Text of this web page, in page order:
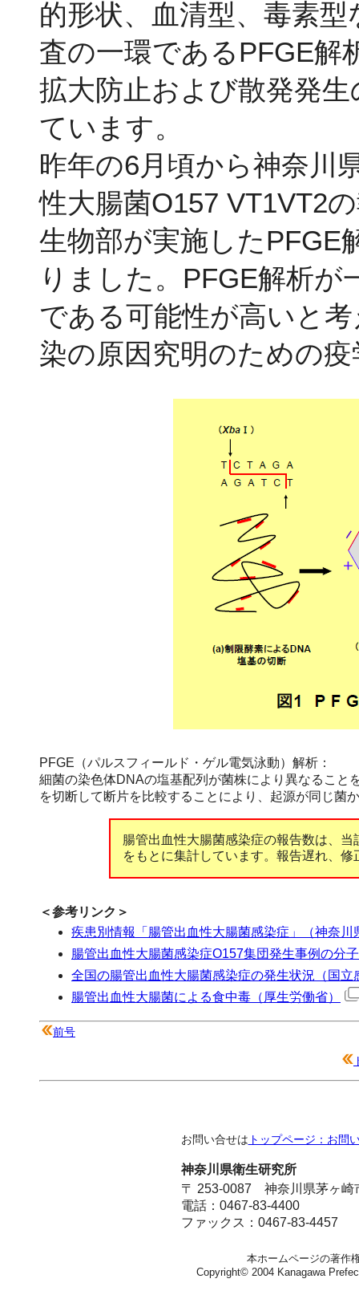
的形状、血清型、毒素
査の一環であるPFGE解
拡大防止および散発発
ています。
昨年の6月頃から神奈川
性大腸菌O157 VT1VT2
生物部が実施したPFGE
りました。PFGE解析が
である可能性が高いと
染の原因究明のための
PFGE（パルスフィールド・ゲル電気泳動）解析：
細菌の染色体DNAの塩基配列が菌株により異なること
を切断して断片を比較することにより、起源が同じ菌
腸管出血性大腸菌感染症の報告数は、
をもとに集計しています。報告遅れ、
＜参考リンク＞
疾患別情報「腸管出血性大腸菌感染症」（神奈川
腸管出血性大腸菌感染症O157集団発生事例の分
全国の腸管出血性大腸菌感染症の発生状況（国立
腸管出血性大腸菌による食中毒（厚生労働省）
前号
お問い合せは トップページ：お問
神奈川県衛生研究所
〒 253-0087 神奈川県茅ヶ崎
電話：0467-83-4400
ファックス：0467-83-4457
本ホームページの著作
Copyright© 2004 Kanagawa